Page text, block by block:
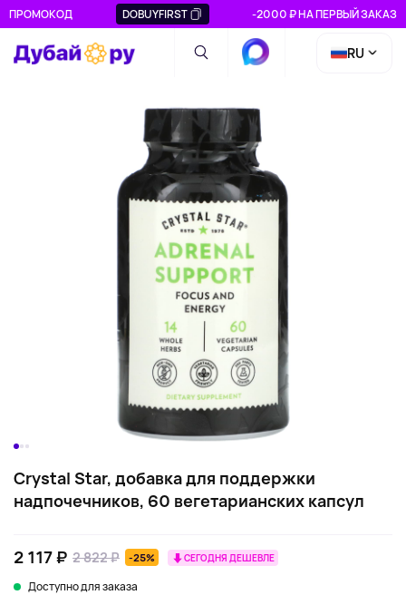
ПРОМОКОД DOBUYFIRST -2000 ₽ НА ПЕРВЫЙ ЗАКАЗ
RU
Crystal Star, добавка для поддержки
надпочечников, 60 вегетарианских капсул
2 117 ₽ 2 822 ₽ -25% СЕГОДНЯ ДЕШЕВЛЕ
Доступно для заказа